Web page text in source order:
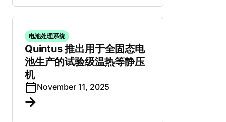
电池处理系统
Quintus 推出用于全固态电
池生产的试验级温热等静压
机
November 11, 2025